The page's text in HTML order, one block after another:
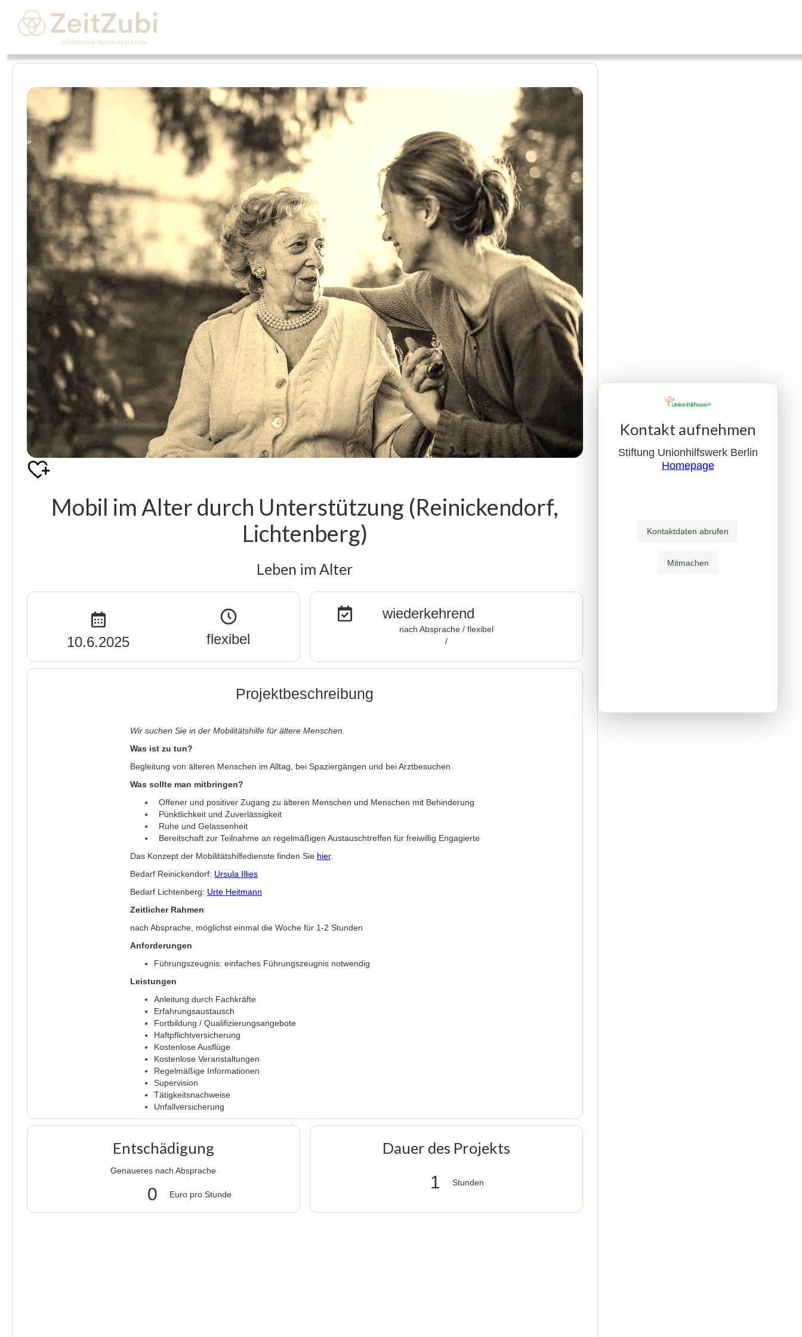
Mobil im Alter durch Unterstützung (Reinickendorf,
Lichtenberg)
Leben im Alter
10.6.2025 flexibel
wiederkehrend
nach Absprache / flexibel
/
Projektbeschreibung
Wir suchen Sie in der Mobilitätshilfe für ältere Menschen.
Was ist zu tun?
Begleitung von älteren Menschen im Alltag, bei Spaziergängen und bei Arztbesuchen
Was sollte man mitbringen?
Offener und positiver Zugang zu älteren Menschen und Menschen mit Behinderung
Pünktlichkeit und Zuverlässigkeit
Ruhe und Gelassenheit
Bereitschaft zur Teilnahme an regelmäßigen Austauschtreffen für freiwillig Engagierte
Das Konzept der Mobilitätshilfedienste finden Sie hier.
Bedarf Reinickendorf: Ursula Illies
Bedarf Lichtenberg: Urte Heitmann
Zeitlicher Rahmen
nach Absprache, möglichst einmal die Woche für 1-2 Stunden
Anforderungen
Führungszeugnis: einfaches Führungszeugnis notwendig
Leistungen
Anleitung durch Fachkräfte
Erfahrungsaustausch
Fortbildung / Qualifizierungsangebote
Haftpflichtversicherung
Kostenlose Ausflüge
Kostenlose Veranstaltungen
Regelmäßige Informationen
Supervision
Tätigkeitsnachweise
Unfallversicherung
Entschädigung
Genaueres nach Absprache
0 Euro pro Stunde
Dauer des Projekts
1 Stunden
Kontakt aufnehmen
Stiftung Unionhilfswerk Berlin
Homepage